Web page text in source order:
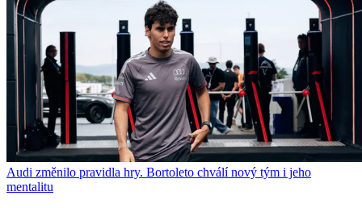
Audi změnilo pravidla hry. Bortoleto chválí nový tým i jeho
mentalitu